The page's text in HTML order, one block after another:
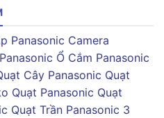
Panasonic Camera
Ổ Cắm Panasonic
Cây Panasonic Quạt
Quạt Panasonic Quạt
Quạt Trần Panasonic 3